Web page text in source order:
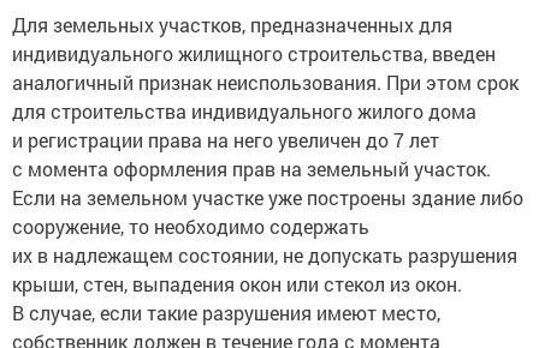
Для земельных участков, предназначенных для
индивидуального жилищного строительства, введен
аналогичный признак неиспользования. При этом срок
для строительства индивидуального жилого дома
и регистрации права на него увеличен до 7 лет
с момента оформления прав на земельный участок.
Если на земельном участке уже построены здание либо
сооружение, то необходимо содержать
их в надлежащем состоянии, не допускать разрушения
крыши, стен, выпадения окон или стекол из окон.
В случае, если такие разрушения имеют место,
собственник должен в течение года с момента